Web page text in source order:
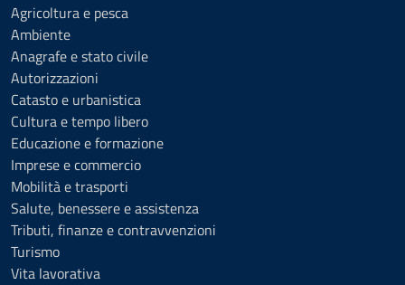
Agricoltura e pesca
Ambiente
Anagrafe e stato civile
Autorizzazioni
Catasto e urbanistica
Cultura e tempo libero
Educazione e formazione
Imprese e commercio
Mobilità e trasporti
Salute, benessere e assistenza
Tributi, finanze e contravvenzioni
Turismo
Vita lavorativa